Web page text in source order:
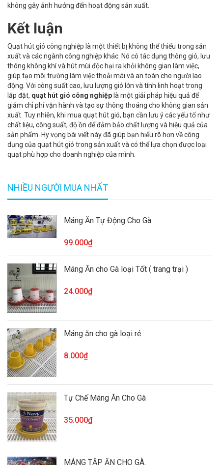
không gây ảnh hưởng đến hoạt động sản xuất.
Kết luận
Quạt hút gió công nghiệp là một thiết bị không thể thiếu trong sản
xuất và các ngành công nghiệp khác. Nó có tác dụng thông gió, lưu
thông không khí và hút mùi độc hại ra khỏi không gian làm việc,
giúp tạo môi trường làm việc thoải mái và an toàn cho người lao
động. Với công suất cao, lưu lượng gió lớn và tính linh hoạt trong
lắp đặt, quạt hút gió công nghiệp là một giải pháp hiệu quả để
giảm chi phí vận hành và tạo sự thông thoáng cho không gian sản
xuất. Tuy nhiên, khi mua quạt hút gió, bạn cần lưu ý các yếu tố như
chất liệu, công suất, độ ồn để đảm bảo chất lượng và hiệu quả của
sản phẩm. Hy vọng bài viết này đã giúp bạn hiểu rõ hơn về công
dụng của quạt hút gió trong sản xuất và có thể lựa chọn được loại
quạt phù hợp cho doanh nghiệp của mình.
NHIỀU NGƯỜI MUA NHẤT
Máng Ăn Tự Động Cho Gà
99.000₫
Máng Ăn cho Gà loại Tốt ( trang trại )
24.000₫
Máng ăn cho gà loại rẻ
8.000₫
Tự Chế Máng Ăn Cho Gà
35.000₫
MÁNG TẬP ĂN CHO GÀ.